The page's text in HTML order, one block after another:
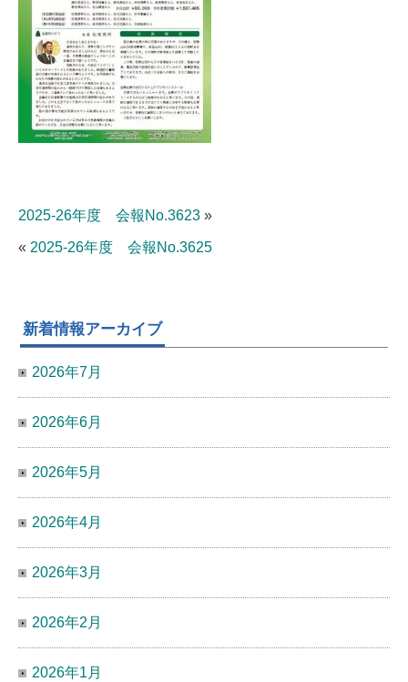
2025-26年度 会報No.3623 »
« 2025-26年度 会報No.3625
新着情報アーカイブ
2026年7月
2026年6月
2026年5月
2026年4月
2026年3月
2026年2月
2026年1月